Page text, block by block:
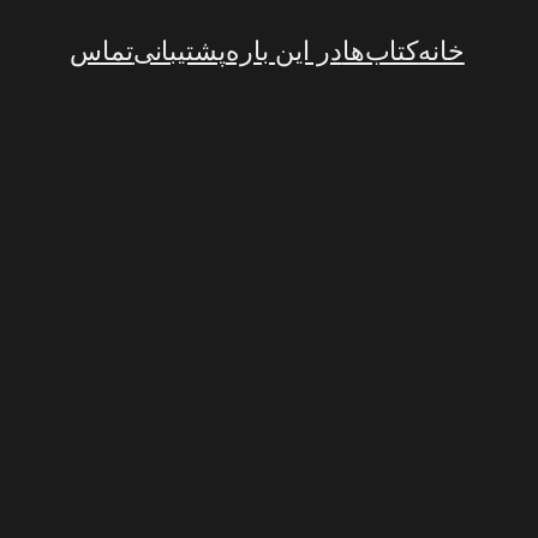
خانهکتاب‌هادر این بارهپشتیبانیتماس